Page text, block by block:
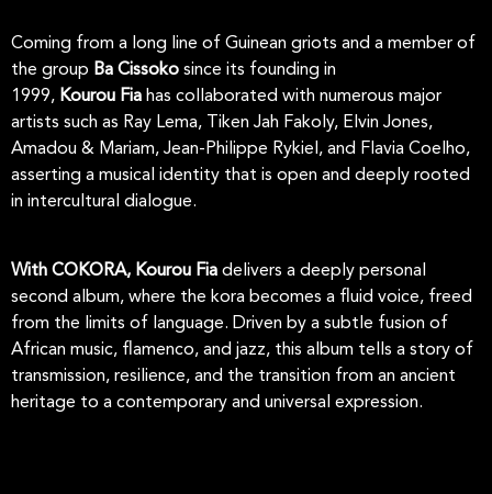
Coming from a long line of Guinean griots and a member of
the group Ba Cissoko since its founding in
1999, Kourou Fia has collaborated with numerous major
artists such as Ray Lema, Tiken Jah Fakoly, Elvin Jones,
Amadou & Mariam, Jean-Philippe Rykiel, and Flavia Coelho,
asserting a musical identity that is open and deeply rooted
in intercultural dialogue.
With COKORA, Kourou Fia delivers a deeply personal
second album, where the kora becomes a fluid voice, freed
from the limits of language. Driven by a subtle fusion of
African music, flamenco, and jazz, this album tells a story of
transmission, resilience, and the transition from an ancient
heritage to a contemporary and universal expression.